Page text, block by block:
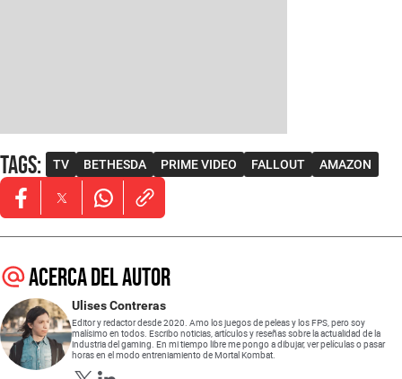
Tags: TV BETHESDA PRIME VIDEO FALLOUT AMAZON
Opens in new window
Opens in new window
Opens in new window
Acerca del autor
Ulises Contreras
Editor y redactor desde 2020. Amo los juegos de peleas y los FPS, pero soy
malísimo en todos. Escribo noticias, artículos y reseñas sobre la actualidad de la
industria del gaming. En mi tiempo libre me pongo a dibujar, ver películas o pasar
horas en el modo entreniamiento de Mortal Kombat.